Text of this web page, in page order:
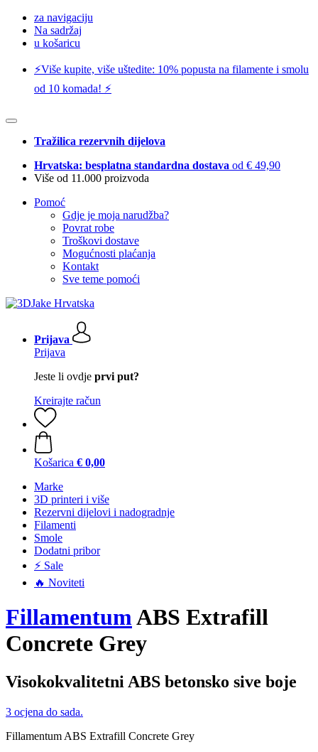
za navigaciju
Na sadržaj
u košaricu
⚡️Više kupite, više uštedite: 10% popusta na filamente i smolu
od 10 komada! ⚡️
Tražilica rezervnih dijelova
Hrvatska: besplatna standardna dostava od € 49,90
Više od 11.000 proizvoda
Pomoć
Gdje je moja narudžba?
Povrat robe
Troškovi dostave
Mogućnosti plaćanja
Kontakt
Sve teme pomoći
Prijava
Prijava
Jeste li ovdje prvi put?
Kreirajte račun
Košarica € 0,00
Marke
3D printeri i više
Rezervni dijelovi i nadogradnje
Filamenti
Smole
Dodatni pribor
⚡ Sale
🔥 Noviteti
FillamentumABS Extrafill
Concrete Grey
Visokokvalitetni ABS betonsko sive boje
3 ocjena do sada.
Fillamentum ABS Extrafill Concrete Grey